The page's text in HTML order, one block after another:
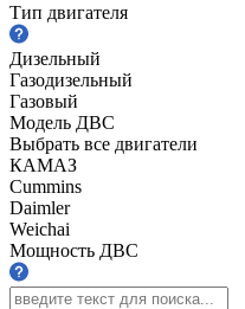
Тип двигателя
Дизельный
Газодизельный
Газовый
Модель ДВС
Выбрать все двигатели
КАМАЗ
Cummins
Daimler
Weichai
Мощность ДВС